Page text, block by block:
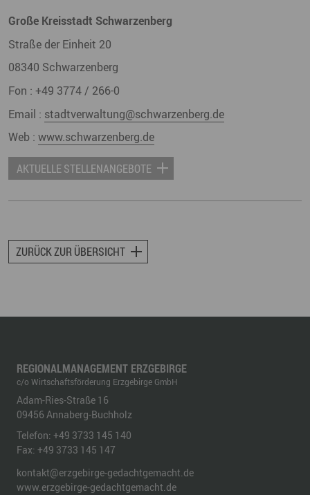
Große Kreisstadt Schwarzenberg
Straße der Einheit 20
08340 Schwarzenberg
Fon : +49 3774 / 266-0
Email : stadtverwaltung@schwarzenberg.de
Web : www.schwarzenberg.de
AKTUELLE STELLENANGEBOTE
ZURÜCK ZUR ÜBERSICHT
REGIONALMANAGEMENT ERZGEBIRGE
c/o Wirtschaftsförderung Erzgebirge GmbH
Adam-Ries-Straße 16
09456 Annaberg-Buchholz
Telefon: +49 3733 145 140
Fax: +49 3733 145 147
kontakt@erzgebirge-gedachtgemacht.de
www.erzgebirge-gedachtgemacht.de